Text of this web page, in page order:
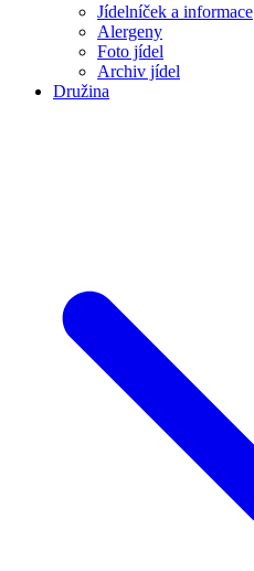
Jídelníček a informace
Alergeny
Foto jídel
Archiv jídel
Družina